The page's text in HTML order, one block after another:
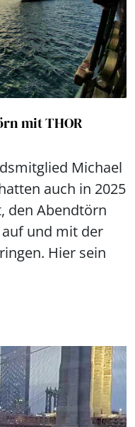
mit THOR
Michael
auch in 2025
den Abendtörn
und mit der
Hier sein